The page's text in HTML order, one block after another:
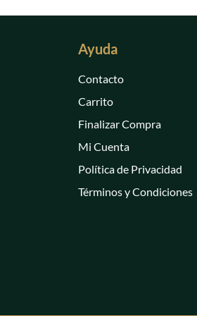
Ayuda
Contacto
Carrito
Finalizar Compra
Mi Cuenta
Política de Privacidad
Términos y Condiciones